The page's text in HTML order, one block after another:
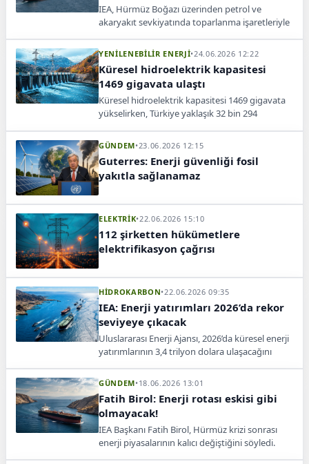
IEA, Hürmüz Boğazı üzerinden petrol ve
akaryakıt sevkiyatında toparlanma işaretleriyle
YENİLENEBİLİR ENERJİ•24.06.2026 12:22
Küresel hidroelektrik kapasitesi
1469 gigavata ulaştı
Küresel hidroelektrik kapasitesi 1469 gigavata
yükselirken, Türkiye yaklaşık 32 bin 294
hidroelektrik gücü oldu.
GÜNDEM•23.06.2026 12:15
Guterres: Enerji güvenliği fosil
yakıtla sağlanamaz
ELEKTRİK•22.06.2026 15:10
112 şirketten hükümetlere
elektrifikasyon çağrısı
HİDROKARBON•22.06.2026 09:35
IEA: Enerji yatırımları 2026’da rekor
seviyeye çıkacak
Uluslararası Enerji Ajansı, 2026’da küresel enerji
yatırımlarının 3,4 trilyon dolara ulaşacağını
GÜNDEM•18.06.2026 13:01
Fatih Birol: Enerji rotası eskisi gibi
olmayacak!
IEA Başkanı Fatih Birol, Hürmüz krizi sonrası
enerji piyasalarının kalıcı değiştiğini söyledi.